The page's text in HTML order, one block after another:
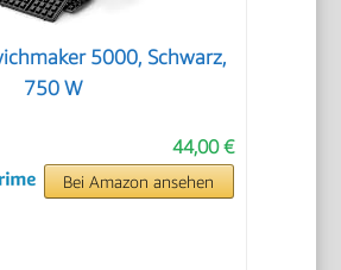
5000, Schwarz,
750 W
44,00 €
Bei Amazon ansehen